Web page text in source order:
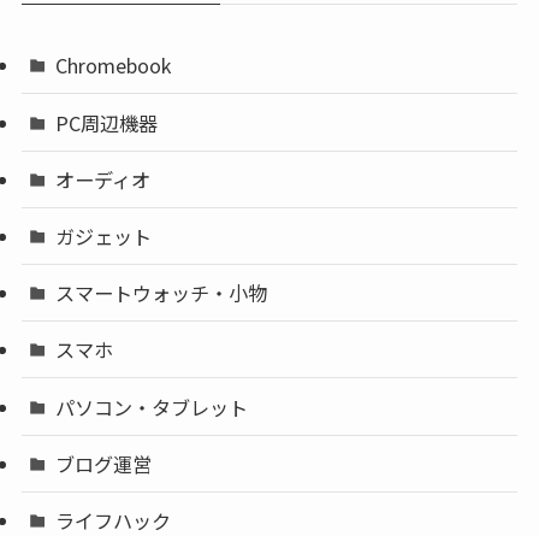
Chromebook
PC周辺機器
オーディオ
ガジェット
スマートウォッチ・小物
スマホ
パソコン・タブレット
ブログ運営
ライフハック